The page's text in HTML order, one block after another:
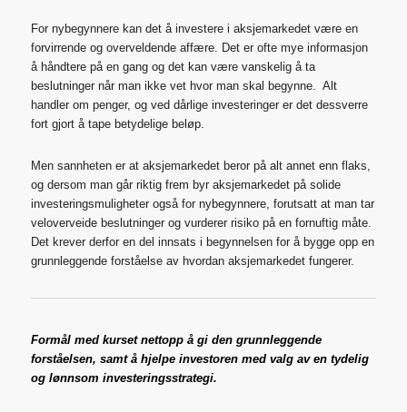
For nybegynnere kan det å investere i aksjemarkedet være en
forvirrende og overveldende affære. Det er ofte mye informasjon
å håndtere på en gang og det kan være vanskelig å ta
beslutninger når man ikke vet hvor man skal begynne. Alt
handler om penger, og ved dårlige investeringer er det dessverre
fort gjort å tape betydelige beløp.
Men sannheten er at aksjemarkedet beror på alt annet enn flaks,
og dersom man går riktig frem byr aksjemarkedet på solide
investeringsmuligheter også for nybegynnere, forutsatt at man tar
veloverveide beslutninger og vurderer risiko på en fornuftig måte.
Det krever derfor en del innsats i begynnelsen for å bygge opp en
grunnleggende forståelse av hvordan aksjemarkedet fungerer.
Formål med kurset nettopp å gi den grunnleggende
forståelsen, samt å hjelpe investoren med valg av en tydelig
og lønnsom investeringsstrategi.